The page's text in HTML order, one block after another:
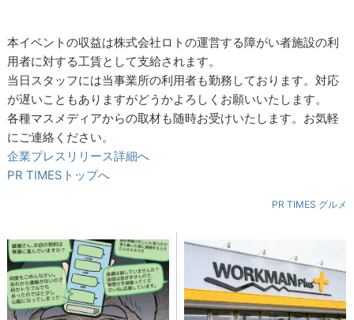
本イベントの収益は株式会社ロトの運営する障がい者施設の利
用者に対する工賃として支給されます。
当日スタッフには当事業所の利用者も勤務しております。対応
が遅いこともありますがどうかよろしくお願いいたします。
各種マスメディアからの取材も随時お受けいたします。お気軽
にご連絡ください。
企業プレスリリース詳細へ
PR TIMESトップへ
PR TIMES グルメ